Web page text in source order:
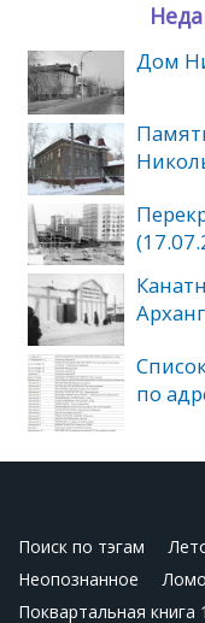
Дом
по
Поиск по тэгам
Неопознанное
Поквартальная книга